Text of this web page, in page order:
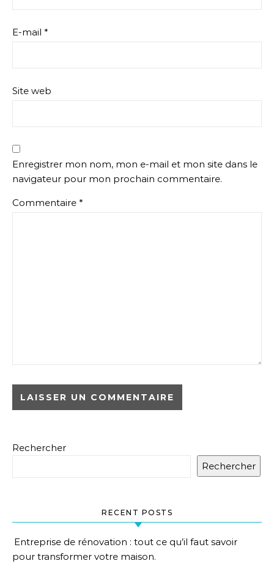
E-mail *
Site web
Enregistrer mon nom, mon e-mail et mon site dans le
navigateur pour mon prochain commentaire.
Commentaire *
Rechercher
Rechercher
RECENT POSTS
Entreprise de rénovation : tout ce qu’il faut savoir
pour transformer votre maison.